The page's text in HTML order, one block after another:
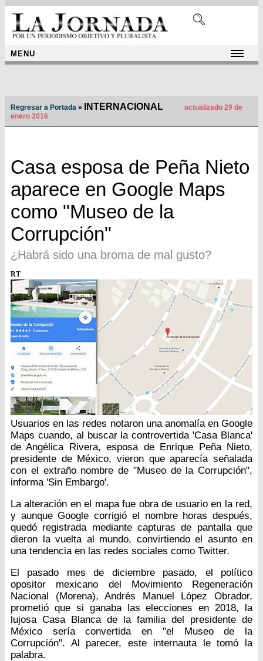
MENU
Regresar a Portada » INTERNACIONAL
actualizado 29 de
enero 2016
Casa esposa de Peña Nieto
aparece en Google Maps
como "Museo de la
Corrupción"
¿Habrá sido una broma de mal gusto?
RT
Usuarios en las redes notaron una anomalía en Google
Maps cuando, al buscar la controvertida 'Casa Blanca'
de Angélica Rivera, esposa de Enrique Peña Nieto,
presidente de México, vieron que aparecía señalada
con el extraño nombre de "Museo de la Corrupción",
informa 'Sin Embargo'.
La alteración en el mapa fue obra de usuario en la red,
y aunque Google corrigió el nombre horas después,
quedó registrada mediante capturas de pantalla que
dieron la vuelta al mundo, convirtiendo el asunto en
una tendencia en las redes sociales como Twitter.
El pasado mes de diciembre pasado, el político
opositor mexicano del Movimiento Regeneración
Nacional (Morena), Andrés Manuel López Obrador,
prometió que si ganaba las elecciones en 2018, la
lujosa Casa Blanca de la familia del presidente de
México sería convertida en "el Museo de la
Corrupción". Al parecer, este internauta le tomó la
palabra.